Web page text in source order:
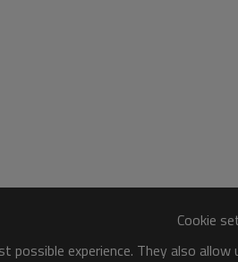
Cookie
possible experience. They also